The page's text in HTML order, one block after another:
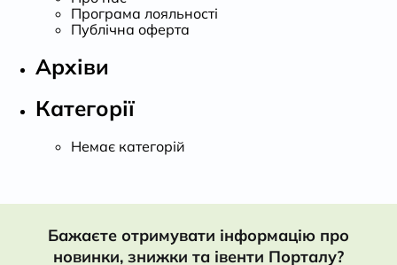
Програма лояльності
Публічна оферта
Архіви
Категорії
Немає категорій
Бажаєте отримувати інформацію про
новинки, знижки та івенти Порталу?